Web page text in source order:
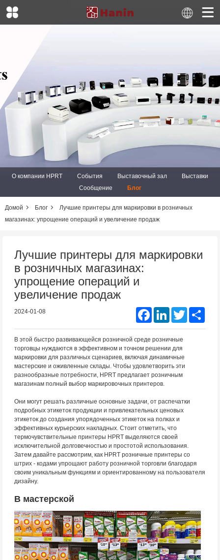
О компании HPRT События Выставочный зал
Выставки
Сообщение
Блог
Домой Блог
Лучшие принтеры для маркировки в розничных
магазинах: упрощение операций и увеличение продаж
Лучшие принтеры для маркировки
в розничных магазинах:
упрощение операций и
увеличение продаж
2024-01-08 FacebookLinkedIn Twitter
В этой быстро развивающейся розничной среде розничные
торговцы нуждаются в эффективном и точном решении для
маркировки для различных сценариев, включая динамичные
мастерские и оживленные склады. Чтобы удовлетворить эти
разнообразные потребности, HPRT предлагает розничным
магазинам полный выбор маркировочных принтеров.
Они могут решать различные основные задачи, от распечатки
подробных этикеток продукции и привлекательных ценовых
этикеток до создания упорядоченных этикеток на полках и
эффективных курьерских накладных. Стоит отметить, что
термочувствительные принтеры HPRT выделяются своей
исключительной долговечностью и простотой использования.
Затем давайте рассмотрим, как HPRT розничные принтеры со
штрих - кодами упрощают работу розничной торговли благодаря
своим уникальным функциям и ориентированному на пользователя
дизайну.
В мастерской